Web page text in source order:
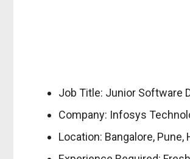
Job Title: Junior Software
Company: Infosys
Location: Bangalore, Pune,